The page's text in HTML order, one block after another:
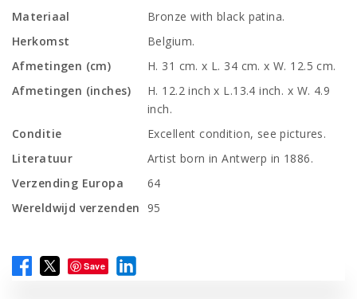
Materiaal
Bronze with black patina.
Herkomst
Belgium.
Afmetingen (cm)
H. 31 cm. x L. 34 cm. x W. 12.5 cm.
Afmetingen (inches)
H. 12.2 inch x L.13.4 inch. x W. 4.9
inch.
Conditie
Excellent condition, see pictures.
Literatuur
Artist born in Antwerp in 1886.
Verzending Europa
64
Wereldwijd verzenden
95
Save